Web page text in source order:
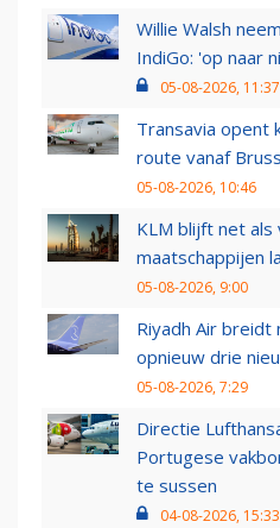
Willie Walsh
IndiGo: 'op naar
05-08-2026, 11:37
Transavia opent
route vanaf
05-08-2026, 10:46
KLM blijft net als
maatschappijen
05-08-2026, 9:00
Riyadh Air
opnieuw drie
05-08-2026, 7:29
Directie
Portugese
te sussen
04-08-2026, 15:33